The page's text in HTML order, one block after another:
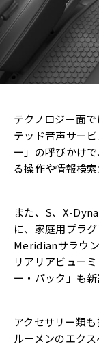
テクノロジー面
テッド音声サー
ー」の呼びかけ
る操作や情報検索
また、S、X-
に、家庭用プラ
Meridianサラウ
リアリアビュー
ー・パック」も新
アクセサリー類
ルーメンのエク